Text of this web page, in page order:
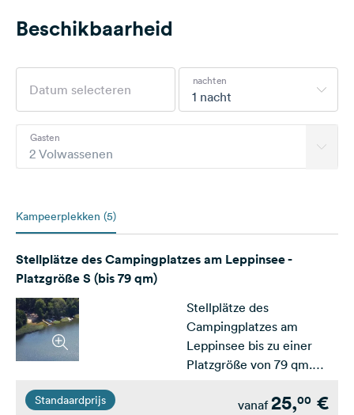
Beschikbaarheid
1 nacht
nachten
2 Volwassenen
Gasten
Kampeerplekken (5)
Stellplätze des Campingplatzes am Leppinsee -
Platzgröße S (bis 79 qm)
Stellplätze des
Campingplatzes am
Leppinsee bis zu einer
Platzgröße von 79 qm.
Standaardprijs vanaf 25,00 €